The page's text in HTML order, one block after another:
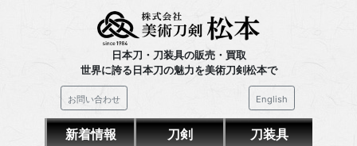
日本刀・刀装具の販売・買取
世界に誇る日本刀の魅力を美術刀剣松本で
お問い合わせ English
新着情報 刀剣 刀装具